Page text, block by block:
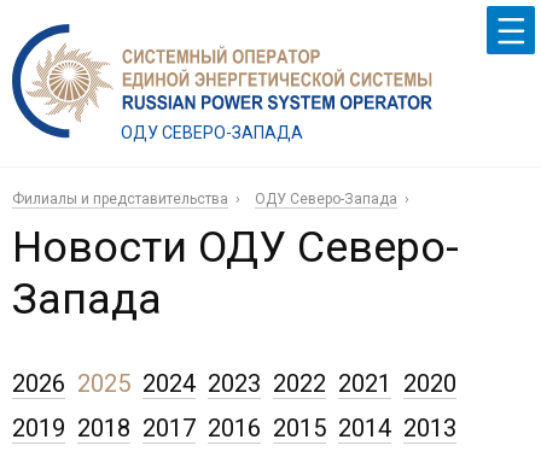
ОДУ СЕВЕРО-ЗАПАДА
Филиалы и представительства ОДУ Северо-Запада
Новости ОДУ Северо-
Запада
2026 2025 2024 2023 2022 2021
2020
2019 2018 2017 2016 2015 2014 2013